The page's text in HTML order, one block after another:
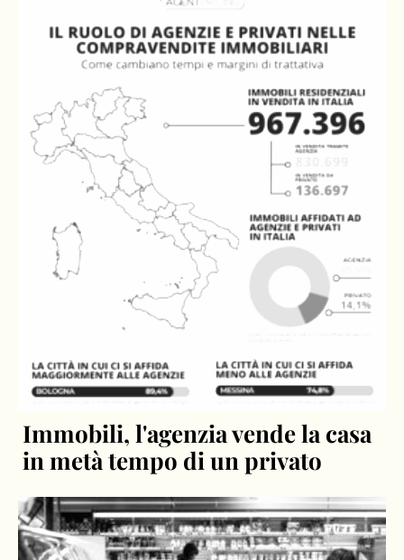
Immobili, l'agenzia vende la casa
in metà tempo di un privato